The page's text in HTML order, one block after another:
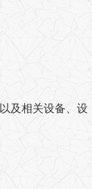
及相关设备、设